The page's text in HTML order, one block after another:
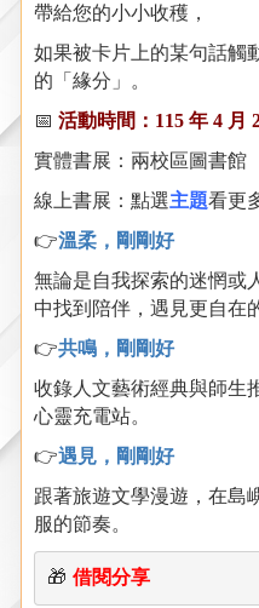
帶給您的小小收穫，
如果被卡片上的某句話觸
的「緣分」。
📅 活動時間： 115 年 4 月
實體書展：兩校區圖書館
線上書展：點選主題看更
👉溫柔，剛剛好
無論是自我探索的迷惘或
中找到陪伴 ，遇見更自在
👉共鳴，剛剛好
收錄人文藝術經典與師生
心靈充電站。
👉遇見，剛剛好
跟著旅遊文學漫遊，在島
服的節奏。
🎁 借閱分享